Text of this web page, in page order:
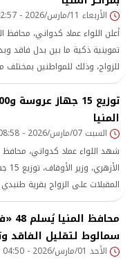
الأربعاء 11/مارس/2026 - 02:57 م
تموينية ذكية ما بين بدل فاقد
للزواج، وذلك للمواطنين
إطار جهود الدولة لدعم منظومة
المواطنين على مستحقاتهم من
المنيا
السبت 07/مارس/2026 - 08:58 م
شهد اللواء عماد كدواني، محافظ
المقبلات على الزواج بقرية
في إطار جهود الدولة لتعزيز
الفئات الأكثر احتياجًا.
سمالوط لتقليل الفاقد
الأحد 01/مارس/2026 - 04:50 م